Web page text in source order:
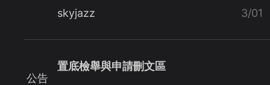
skyjazz 3/01
公告
置底檢舉與申請刪文區